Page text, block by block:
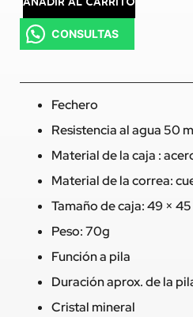
AÑADIR AL CARRITO
CONSULTAS
Fechero
Resistencia al agua 50
Material de la caja :
Material de la correa:
Tamaño de caja: 49 ×
Peso: 70g
Función a pila
Duración aprox. de la
Cristal mineral